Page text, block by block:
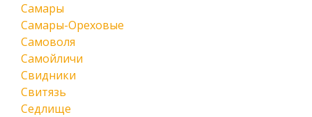
Самары
Самары-Ореховые
Самоволя
Самойличи
Свидники
Свитязь
Седлище